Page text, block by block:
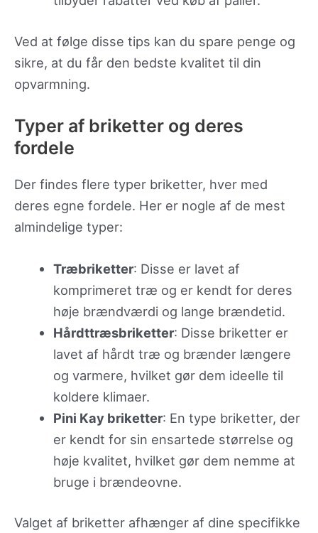
Ved at følge disse tips kan du spare penge og
sikre, at du får den bedste kvalitet til din
opvarmning.
Typer af briketter og deres
fordele
Der findes flere typer briketter, hver med
deres egne fordele. Her er nogle af de mest
almindelige typer:
Træbriketter: Disse er lavet af
komprimeret træ og er kendt for deres
høje brændværdi og lange brændetid.
Hårdttræsbriketter: Disse briketter er
lavet af hårdt træ og brænder længere
og varmere, hvilket gør dem ideelle til
koldere klimaer.
Pini Kay briketter: En type briketter, der
er kendt for sin ensartede størrelse og
høje kvalitet, hvilket gør dem nemme at
bruge i brændeovne.
Valget af briketter afhænger af dine specifikke